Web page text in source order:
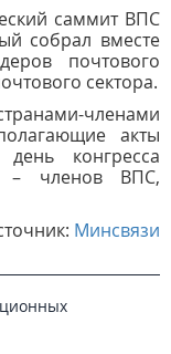
саммит ВПС
собрал вместе
почтового
сектора.
членами
акты
конгресса
– членов ВПС,
Минсвязи